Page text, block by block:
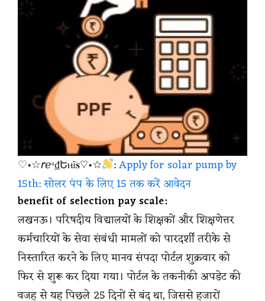
♡•☆𝘳ℯᵃ₫Եⲏĩ𝐬♡•☆ :Apply for solar pump by
15th: सोलर पंप के लिए 15 तक करें आवेदन
benefit of selection pay scale:
लखनऊ। परिषदीय विद्यालयों के शिक्षकों और शिक्षणेत्तर
कर्मचारियों के सेवा संबंधी मामलों को पारदर्शी तरीके से
निस्तारित करने के लिए मानव संपदा पोर्टल शुक्रवार को
फिर से शुरू कर दिया गया। पोर्टल के तकनीकी अपडेट की
वजह से यह पिछले 25 दिनों से बंद था, जिससे हजारों